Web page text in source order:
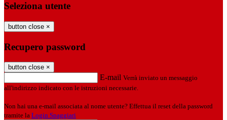
Seleziona utente
button close ×
Recupero password
button close ×
E-mail Verrà inviato un messaggio
all'indirizzo indicato con le istruzioni necessarie.
Non hai una e-mail associata al nome utente? Effettua il reset della password
tramite la Login Spaggiari